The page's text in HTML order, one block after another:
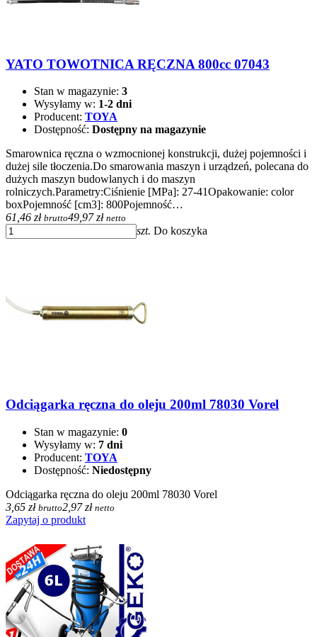
YATO TOWOTNICA RĘCZNA 800cc 07043
Stan w magazynie: 3
Wysyłamy w: 1-2 dni
Producent: TOYA
Dostępność: Dostępny na magazynie
Smarownica ręczna o wzmocnionej konstrukcji, dużej pojemności i
dużej sile tłoczenia.Do smarowania maszyn i urządzeń, polecana do
dużych maszyn budowlanych i do maszyn
rolniczych.Parametry:Ciśnienie [MPa]: 27-41Opakowanie: color
boxPojemność [cm3]: 800Pojemność…
61,46 zł brutto49,97 zł netto
szt. Do koszyka
Odciągarka ręczna do oleju 200ml 78030 Vorel
Stan w magazynie: 0
Wysyłamy w: 7 dni
Producent: TOYA
Dostępność: Niedostępny
Odciągarka ręczna do oleju 200ml 78030 Vorel
3,65 zł brutto2,97 zł netto
Zapytaj o produkt